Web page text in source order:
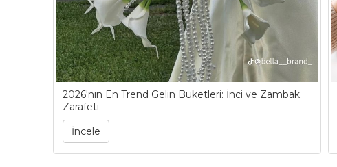
2026'nın En Trend Gelin Buketleri: İnci ve Zambak
Zarafeti
İncele